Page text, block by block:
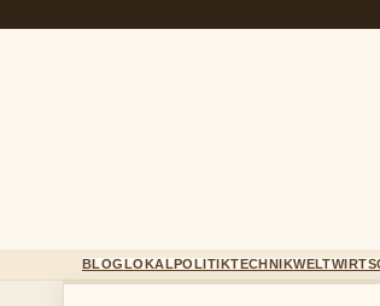
BLOGLOKALPOLITIKTECHNIKWELT